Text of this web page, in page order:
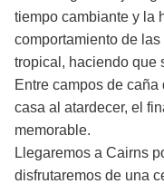
tiempo cambiante y la
comportamiento de
tropical, haciendo que
Entre campos de caña
casa al atardecer, el
memorable.
Llegaremos a Cairns
disfrutaremos de una